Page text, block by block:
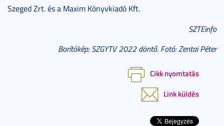
Szeged Zrt. és a Maxim Könyvkiadó Kft.
SZTEinfo
Borítókép: SZGYTV 2022 döntő. Fotó: Zentai Péter
Cikk nyomtatás
Link küldés